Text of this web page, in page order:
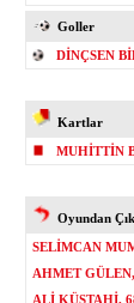
Goller
DİNÇSEN
Kartlar
MUHİTTİN
Oyundan
SELİMCAN
AHMET
ALİ KÜSTAHİ,